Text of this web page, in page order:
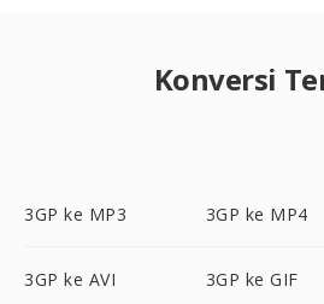
Konversi
3GP ke MP3 3GP ke MP4
3GP ke AVI 3GP ke GIF